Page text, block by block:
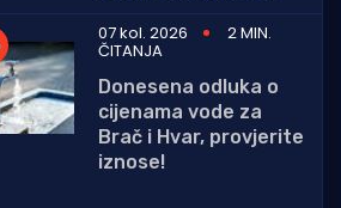
07 kol. 2026
2 MIN.
ČITANJA
Donesena odluka o
cijenama vode za
Brač i Hvar, provjerite
iznose!